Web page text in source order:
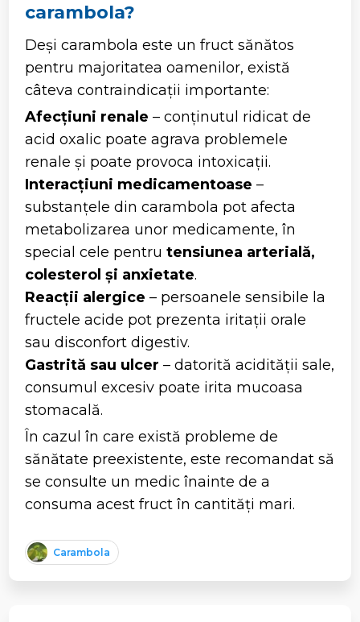
carambola?
Deși carambola este un fruct sănătos
pentru majoritatea oamenilor, există
câteva contraindicații importante:
Afecțiuni renale – conținutul ridicat de
acid oxalic poate agrava problemele
renale și poate provoca intoxicații.
Interacțiuni medicamentoase –
substanțele din carambola pot afecta
metabolizarea unor medicamente, în
special cele pentrutensiunea arterială,
colesterol și anxietate.
Reacții alergice – persoanele sensibile la
fructele acide pot prezenta iritații orale
sau disconfort digestiv.
Gastrită sau ulcer – datorită acidității sale,
consumul excesiv poate irita mucoasa
stomacală.
În cazul în care există probleme de
sănătate preexistente, este recomandat să
se consulte un medic înainte de a
consuma acest fruct în cantități mari.
Carambola